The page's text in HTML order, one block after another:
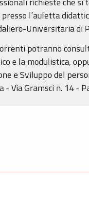
l’auletta
Universitaria di
potranno
e la modulistica,
e Sviluppo del
- Via Gramsci n. 14 -